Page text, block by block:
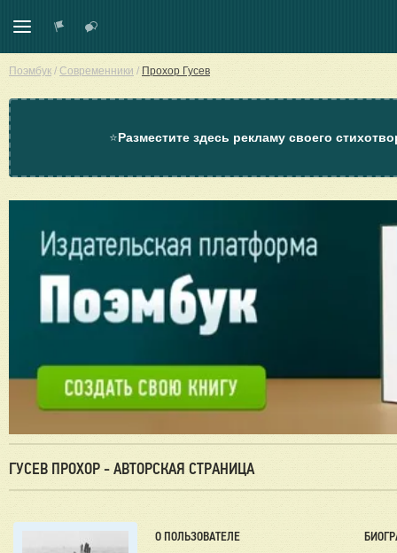
Поэмбук / Современники / Прохор Гусев
⭐Разместите здесь рекламу своего
ГУСЕВ ПРОХОР - АВТОРСКАЯ СТРАНИЦА
О ПОЛЬЗОВАТЕЛЕ